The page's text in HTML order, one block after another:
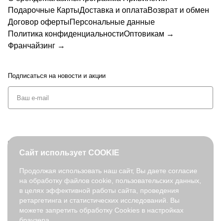
Подарочные КартыДоставка и оплатаВозврат и обмен
Договор офертыПерсональные данные
Политика конфиденциальностиОптовикам →
Франчайзинг →
Подписаться на новости и акции
© 2026. fabretti.ru. Все права защищены
На информационном ресурсе применяются
рекомендательные
технологии .
Сайт использует COOKIE
Продолжая использовать наш сайт, Вы даете согласие
на обработку файлов cookie, пользовательских данных,
в целях эффективной работы сайта, проведения
ретаргетинга и статистических исследований. Вы
можете запретить обработку Cookies в настройках